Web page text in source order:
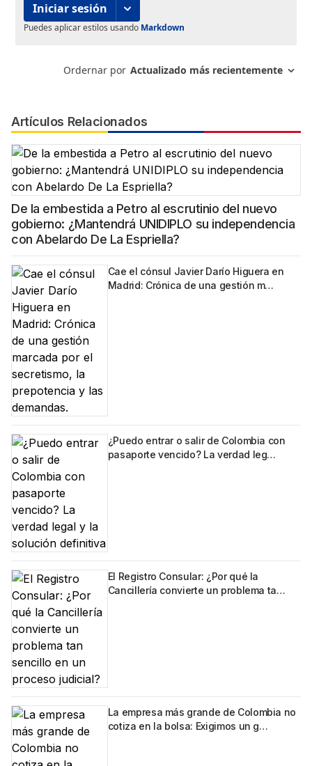
Artículos Relacionados
De la embestida a Petro al escrutinio del nuevo
gobierno: ¿Mantendrá UNIDIPLO su independencia
con Abelardo De La Espriella?
Cae el cónsul Javier Darío Higuera en
Madrid: Crónica de una gestión m…
¿Puedo entrar o salir de Colombia con
pasaporte vencido? La verdad leg…
El Registro Consular: ¿Por qué la
Cancillería convierte un problema ta…
La empresa más grande de Colombia no
cotiza en la bolsa: Exigimos un g…